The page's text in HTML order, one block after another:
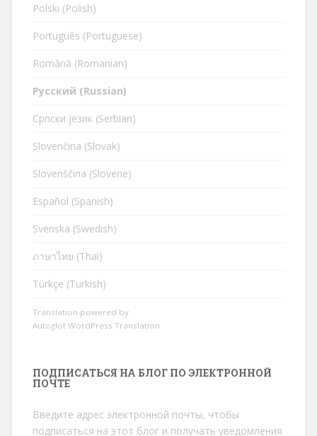
Polski (Polish)
Português (Portuguese)
Română (Romanian)
Русский (Russian)
Cрпски језик (Serbian)
Slovenčina (Slovak)
Slovenščina (Slovene)
Español (Spanish)
Svenska (Swedish)
ภาษาไทย (Thai)
Türkçe (Turkish)
Translation powered by
Autoglot WordPress Translation
ПОДПИСАТЬСЯ НА БЛОГ ПО ЭЛЕКТРОННОЙ
ПОЧТЕ
Введите адрес электронной почты, чтобы
подписаться на этот блог и получать уведомления